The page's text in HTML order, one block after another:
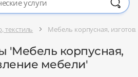
текстиль Мебель корпусная,
'Мебель корпусная,
мебели'